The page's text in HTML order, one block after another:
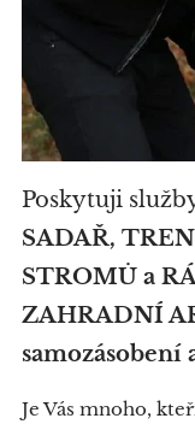
Poskytuji
SADAŘ,
STROMŮ a
ZAHRADNÍ
samozásobení
Je Vás mnoho,